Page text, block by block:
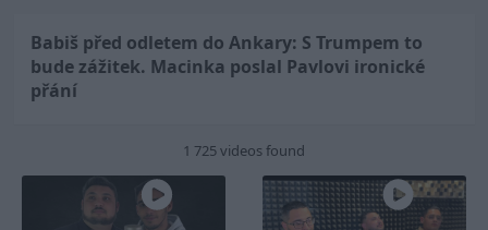
Babiš před odletem do Ankary: S Trumpem to
bude zážitek. Macinka poslal Pavlovi ironické
přání
1 725 videos found